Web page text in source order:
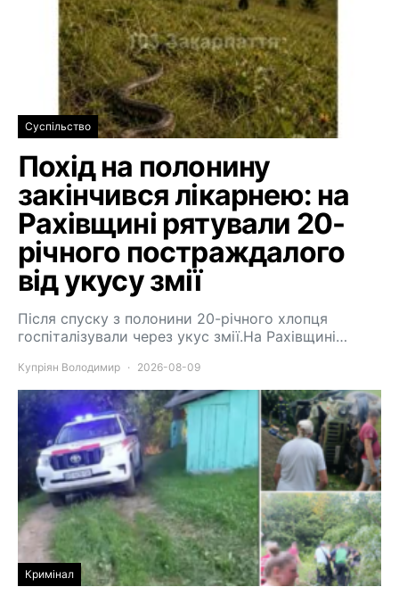
Суспільство
Похід на полонину
закінчився лікарнею: на
Рахівщині рятували 20-
річного постраждалого
від укусу змії
Після спуску з полонини 20-річного хлопця
госпіталізували через укус змії.На Рахівщині…
Купріян Володимир 2026-08-09
Кримінал